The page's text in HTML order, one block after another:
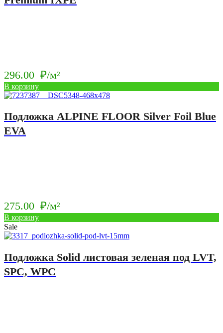
296.00 ₽/м²
В корзину
Подложка ALPINE FLOOR Silver Foil Blue
EVA
275.00 ₽/м²
В корзину
Sale
Подложка Solid листовая зеленая под LVT,
SPC, WPC